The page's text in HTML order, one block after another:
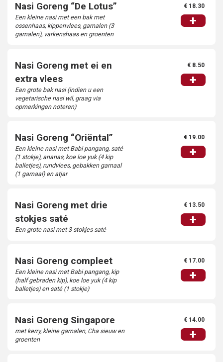
Home
Menu kaart
Nasi Goreng “De Lotus”
Een kleine nasi met een bak met
ossenhaas, kippenvlees, garnalen (3
garnalen), varkenshaas en groenten
€ 18.30
+
Nasi Goreng met ei en
extra vlees
Een grote bak nasi (indien u een
vegetarische nasi wil, graag via
opmerkingen noteren)
€ 8.50
+
Nasi Goreng “Oriëntal”
Een kleine nasi met Babi pangang, saté
(1 stokje), ananas, koe loe yuk (4 kip
balletjes), rundvlees, gebakken garnaal
(1 garnaal) en atjar
€ 19.00
+
Nasi Goreng met drie
stokjes saté
Een grote nasi met 3 stokjes saté
€ 13.50
+
Nasi Goreng compleet
Een kleine nasi met Babi pangang, kip
(half gebraden kip), koe loe yuk (4 kip
balletjes) en saté (1 stokje)
€ 17.00
+
Nasi Goreng Singapore
met kerry, kleine garnalen, Cha sieuw en
groenten
€ 14.00
+